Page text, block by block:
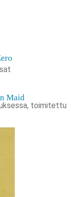
Maid
toimitettu